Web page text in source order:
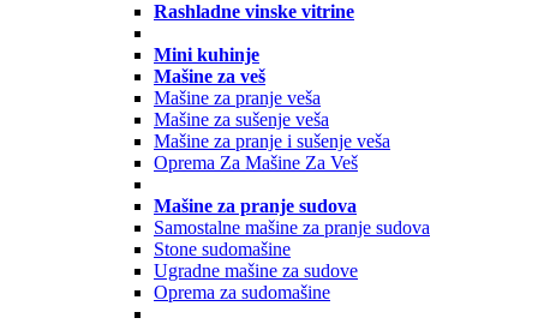
Rashladne vinske vitrine
Mini kuhinje
Mašine za veš
Mašine za pranje veša
Mašine za sušenje veša
Mašine za pranje i sušenje veša
Oprema Za Mašine Za Veš
Mašine za pranje sudova
Samostalne mašine za pranje sudova
Stone sudomašine
Ugradne mašine za sudove
Oprema za sudomašine